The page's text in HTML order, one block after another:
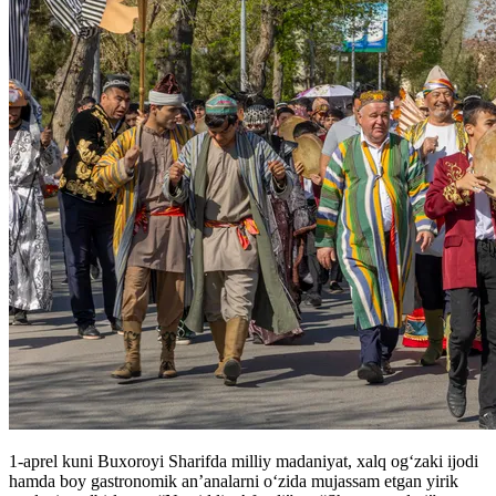
1-aprel kuni Buxoroyi Sharifda milliy madaniyat, xalq og‘zaki ijodi
hamda boy gastronomik an’analarni o‘zida mujassam etgan yirik